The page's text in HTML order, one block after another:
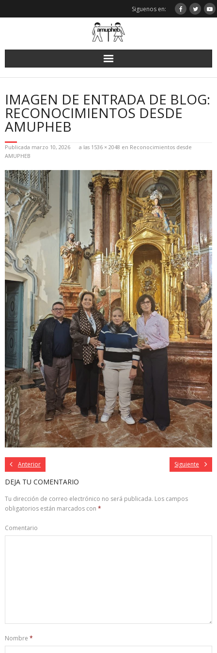
Siguenos en:
IMAGEN DE ENTRADA DE BLOG:
RECONOCIMIENTOS DESDE
AMUPHEB
Publicada marzo 10, 2026 a las 1536 × 2048 en Reconocimientos desde
AMUPHEB
Anterior Siguiente
DEJA TU COMENTARIO
Tu dirección de correo electrónico no será publicada. Los campos
obligatorios están marcados con *
Comentario
Nombre *